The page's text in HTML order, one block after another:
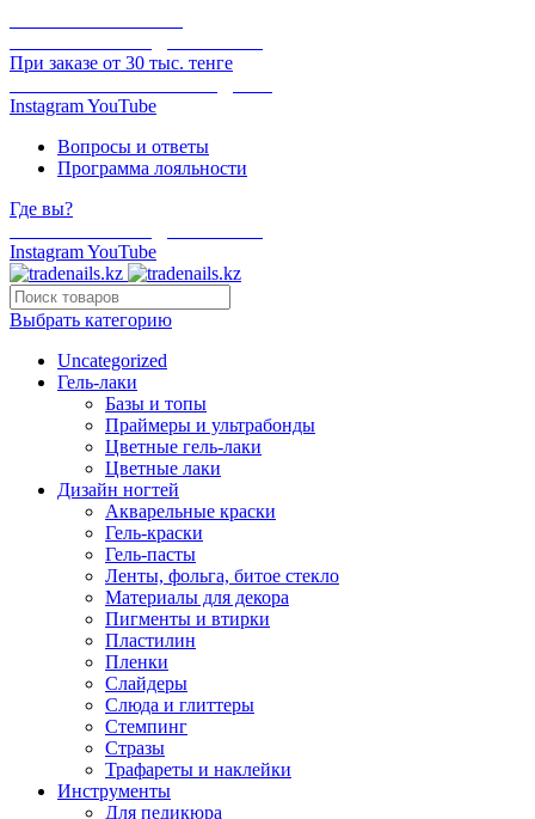
При заказе от 30 тыс. тенге
InstagramYouTube
Вопросы и ответы
Программа лояльности
Где вы?
InstagramYouTube
Выбрать категорию
Uncategorized
Гель-лаки
Базы и топы
Праймеры и ультрабонды
Цветные гель-лаки
Цветные лаки
Дизайн ногтей
Акварельные краски
Гель-краски
Гель-пасты
Ленты, фольга, битое стекло
Материалы для декора
Пигменты и втирки
Пластилин
Пленки
Слайдеры
Слюда и глиттеры
Стемпинг
Стразы
Трафареты и наклейки
Инструменты
Для педикюра